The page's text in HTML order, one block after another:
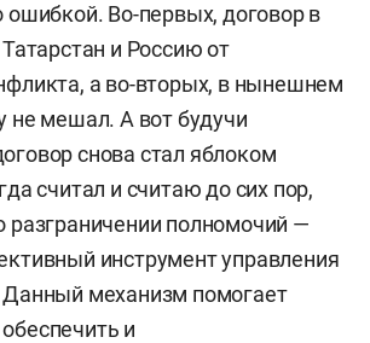
ошибкой. Во-первых, договор в
и Россию от
а во-вторых, в нынешнем
не мешал. А вот будучи
снова стал яблоком
считал и считаю до сих пор,
разграничении полномочий —
инструмент управления
Данный механизм помогает
и